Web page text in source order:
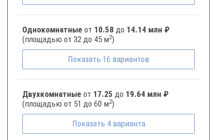
Однокомнатные от 10.58 до 14.14 млн ₽
(площадью от 32 до 45 м2)
Показать 16 вариантов
Двухкомнатные от 17.25 до 19.64 млн ₽
(площадью от 51 до 60 м2)
Показать 4 варианта